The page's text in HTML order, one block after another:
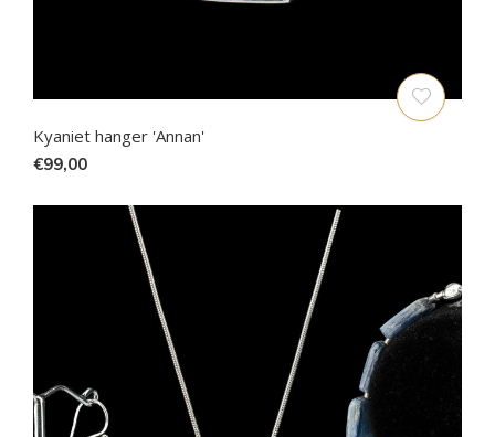
Kyaniet hanger 'Annan'
€99,00